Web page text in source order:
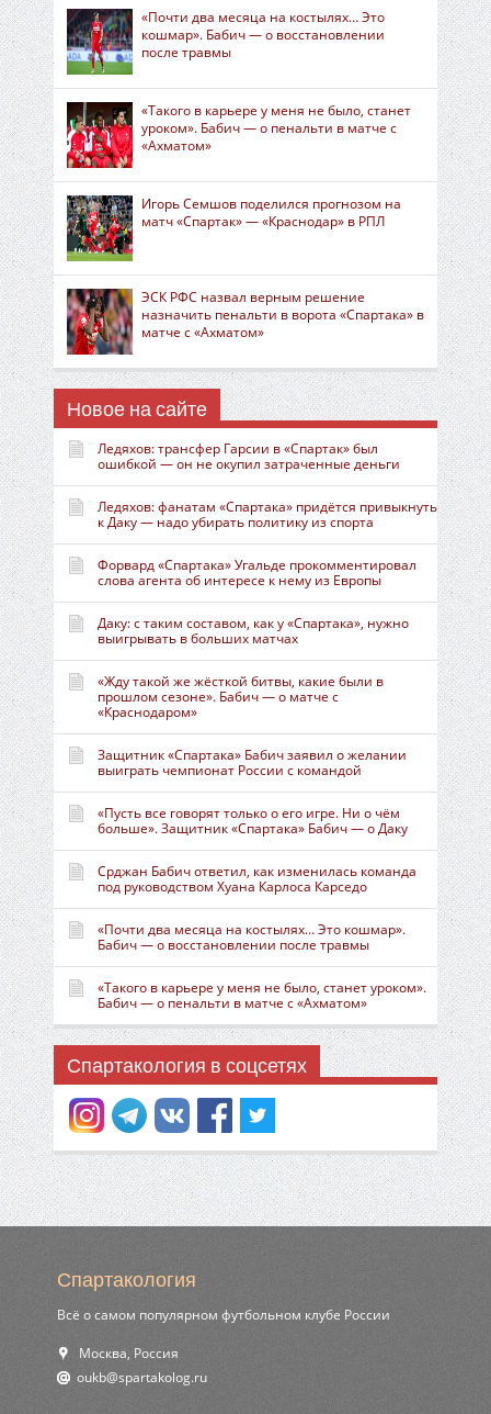
«Почти два месяца на костылях… Это
кошмар». Бабич — о восстановлении
после травмы
«Такого в карьере у меня не было, станет
уроком». Бабич — о пенальти в матче с
«Ахматом»
Игорь Семшов поделился прогнозом на
матч «Спартак» — «Краснодар» в РПЛ
ЭСК РФС назвал верным решение
назначить пенальти в ворота «Спартака» в
матче с «Ахматом»
Новое на сайте
Ледяхов: трансфер Гарсии в «Спартак» был
ошибкой — он не окупил затраченные деньги
Ледяхов: фанатам «Спартака» придётся привыкнуть
к Даку — надо убирать политику из спорта
Форвард «Спартака» Угальде прокомментировал
слова агента об интересе к нему из Европы
Даку: с таким составом, как у «Спартака», нужно
выигрывать в больших матчах
«Жду такой же жёсткой битвы, какие были в
прошлом сезоне». Бабич — о матче с
«Краснодаром»
Защитник «Спартака» Бабич заявил о желании
выиграть чемпионат России с командой
«Пусть все говорят только о его игре. Ни о чём
больше». Защитник «Спартака» Бабич — о Даку
Срджан Бабич ответил, как изменилась команда
под руководством Хуана Карлоса Карседо
«Почти два месяца на костылях… Это кошмар».
Бабич — о восстановлении после травмы
«Такого в карьере у меня не было, станет уроком».
Бабич — о пенальти в матче с «Ахматом»
Спартакология в соцсетях
Спартакология
Всё о самом популярном футбольном клубе России
Москва, Россия
ur.golokatraps@bkuo